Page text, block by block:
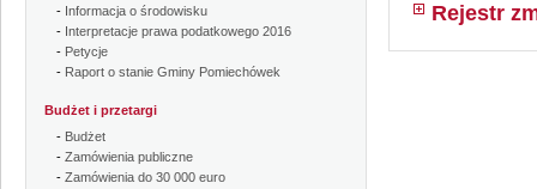
- Informacja o środowisku
- Interpretacje prawa podatkowego 2016
- Petycje
- Raport o stanie Gminy Pomiechówek
Budżet i przetargi
- Budżet
- Zamówienia publiczne
- Zamówienia do 30 000 euro
Rejestr